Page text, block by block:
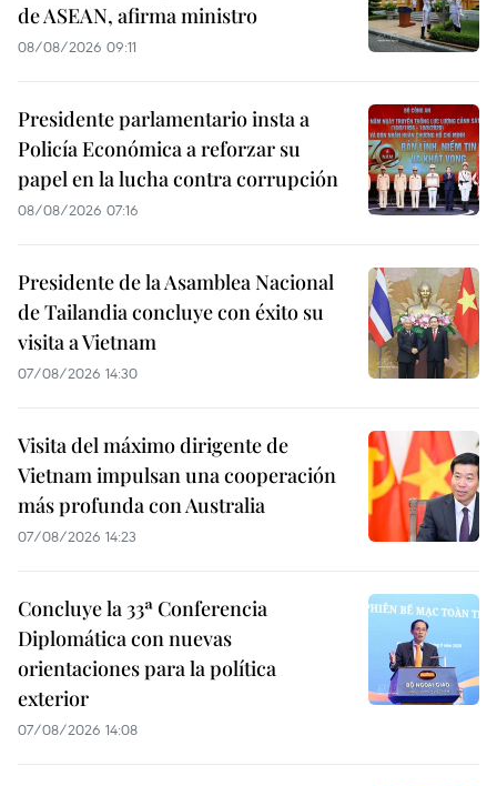
de ASEAN, afirma ministro
08/08/2026 09:11
Presidente parlamentario insta a
Policía Económica a reforzar su
papel en la lucha contra corrupción
08/08/2026 07:16
Presidente de la Asamblea Nacional
de Tailandia concluye con éxito su
visita a Vietnam
07/08/2026 14:30
Visita del máximo dirigente de
Vietnam impulsan una cooperación
más profunda con Australia
07/08/2026 14:23
Concluye la 33ª Conferencia
Diplomática con nuevas
orientaciones para la política
exterior
07/08/2026 14:08